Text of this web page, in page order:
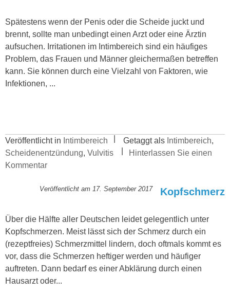
Spätestens wenn der Penis oder die Scheide juckt und
brennt, sollte man unbedingt einen Arzt oder eine Ärztin
aufsuchen. Irritationen im Intimbereich sind ein häufiges
Problem, das Frauen und Männer gleichermaßen betreffen
kann. Sie können durch eine Vielzahl von Faktoren, wie
Infektionen, ...
Veröffentlicht in Intimbereich Getaggt als Intimbereich,
Scheidenentzündung, Vulvitis
Hinterlassen Sie einen
Kommentar
Kopfschmerz
Veröffentlicht am 17. September 2017
Über die Hälfte aller Deutschen leidet gelegentlich unter
Kopfschmerzen. Meist lässt sich der Schmerz durch ein
(rezeptfreies) Schmerzmittel lindern, doch oftmals kommt es
vor, dass die Schmerzen heftiger werden und häufiger
auftreten. Dann bedarf es einer Abklärung durch einen
Hausarzt oder...